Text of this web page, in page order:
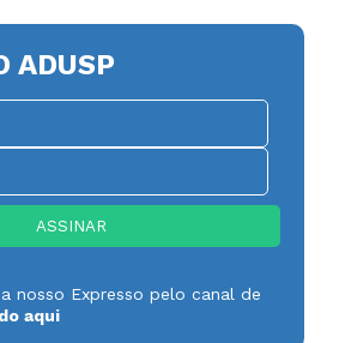
ADUSP
nosso Expresso pelo canal de
aqui